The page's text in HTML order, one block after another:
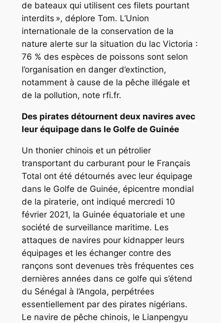
de bateaux qui utilisent ces filets pourtant
interdits », déplore Tom. L’Union
internationale de la conservation de la
nature alerte sur la situation du lac Victoria :
76 % des espèces de poissons sont selon
l’organisation en danger d’extinction,
notamment à cause de la pêche illégale et
de la pollution, note rfi.fr.
Des pirates détournent deux navires avec
leur équipage dans le Golfe de Guinée
Un thonier chinois et un pétrolier
transportant du carburant pour le Français
Total ont été détournés avec leur équipage
dans le Golfe de Guinée, épicentre mondial
de la piraterie, ont indiqué mercredi 10
février 2021, la Guinée équatoriale et une
société de surveillance maritime. Les
attaques de navires pour kidnapper leurs
équipages et les échanger contre des
rançons sont devenues très fréquentes ces
dernières années dans ce golfe qui s’étend
du Sénégal à l’Angola, perpétrées
essentiellement par des pirates nigérians.
Le navire de pêche chinois, le Lianpengyu